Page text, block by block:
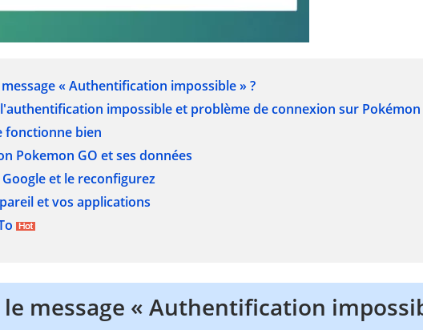
« Authentification impossible » ?
impossible et problème de connexion sur Pokémon
fonctionne bien
Pokemon GO et ses données
et le reconfigurez
et vos applications
message « Authentification